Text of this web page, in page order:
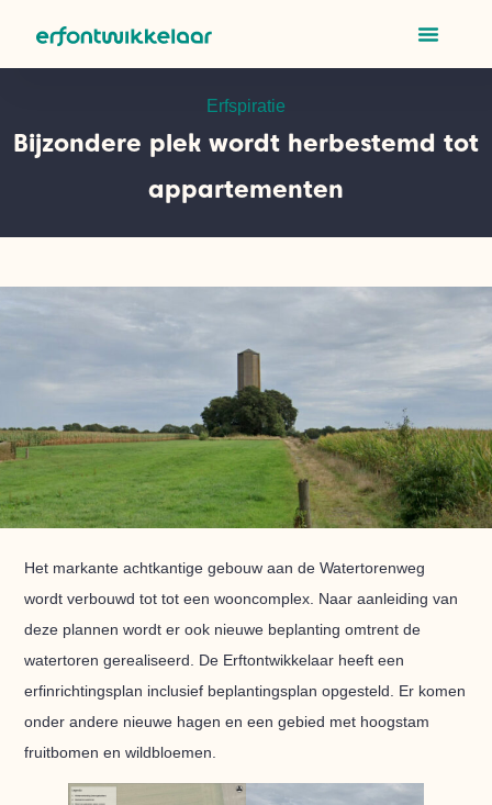
Erfspiratie
Bijzondere plek wordt herbestemd tot
appartementen
Het markante achtkantige gebouw aan de Watertorenweg
wordt verbouwd tot tot een wooncomplex. Naar aanleiding van
deze plannen wordt er ook nieuwe beplanting omtrent de
watertoren gerealiseerd. De Erftontwikkelaar heeft een
erfinrichtingsplan inclusief beplantingsplan opgesteld. Er komen
onder andere nieuwe hagen en een gebied met hoogstam
fruitbomen en wildbloemen.